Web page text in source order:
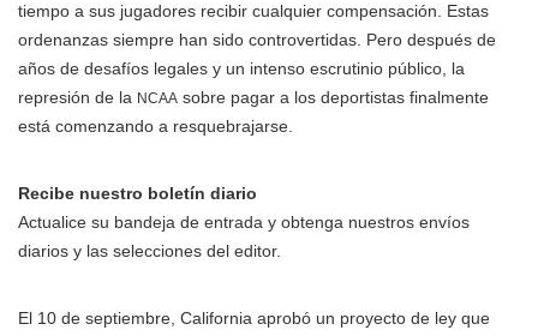
tiempo a sus jugadores recibir cualquier compensación. Estas
ordenanzas siempre han sido controvertidas. Pero después de
años de desafíos legales y un intenso escrutinio público, la
represión de la NCAA sobre pagar a los deportistas finalmente
está comenzando a resquebrajarse.
Recibe nuestro boletín diario
Actualice su bandeja de entrada y obtenga nuestros envíos
diarios y las selecciones del editor.
El 10 de septiembre, California aprobó un proyecto de ley que